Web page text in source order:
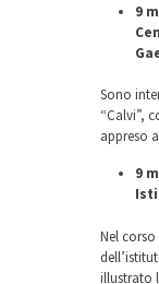
9
Sono
“Calvi”,
appreso
9
Nel
illustrato